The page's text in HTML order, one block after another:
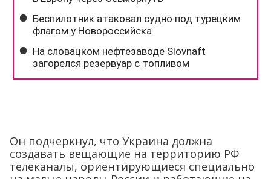
Он подчеркнул, что Украина должна
создавать вещающие на территорию РФ
телеканалы, ориентирующиеся специально